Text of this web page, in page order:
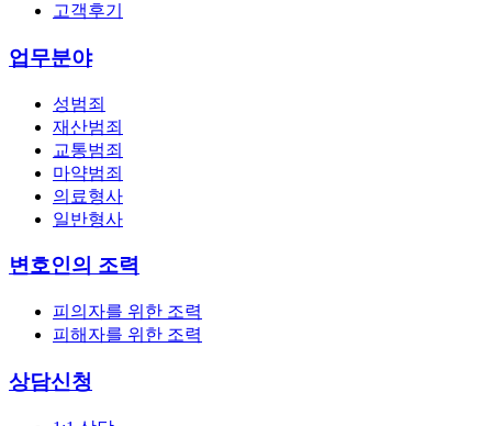
고객후기
업무분야
성범죄
재산범죄
교통범죄
마약범죄
의료형사
일반형사
변호인의 조력
피의자를 위한 조력
피해자를 위한 조력
상담신청